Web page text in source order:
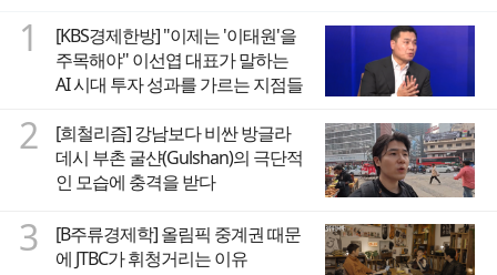
1
[KBS경제한방] "이제는 '이태원'을
주목해야" 이선엽 대표가 말하는
AI 시대 투자 성과를 가르는 지점들
2
[희철리즘] 강남보다 비싼 방글라
데시 부촌 굴샨(Gulshan)의 극단적
인 모습에 충격을 받다
3
[B주류경제학] 올림픽 중계권 때문
에 JTBC가 휘청거리는 이유